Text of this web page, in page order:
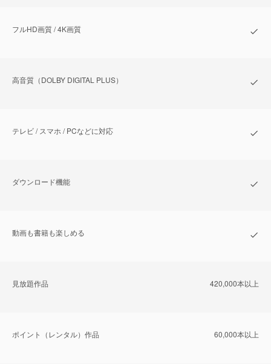
フルHD画質 / 4K画質
⾼⾳質（DOLBY DIGITAL PLUS）
テレビ / スマホ / PCなどに対応
ダウンロード機能
動画も書籍も楽しめる
⾒放題作品 420,000本以上
ポイント（レンタル）作品 60,000本以上